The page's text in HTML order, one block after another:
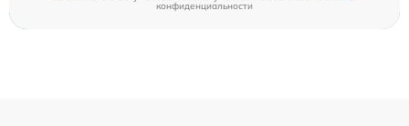
конфиденциальности